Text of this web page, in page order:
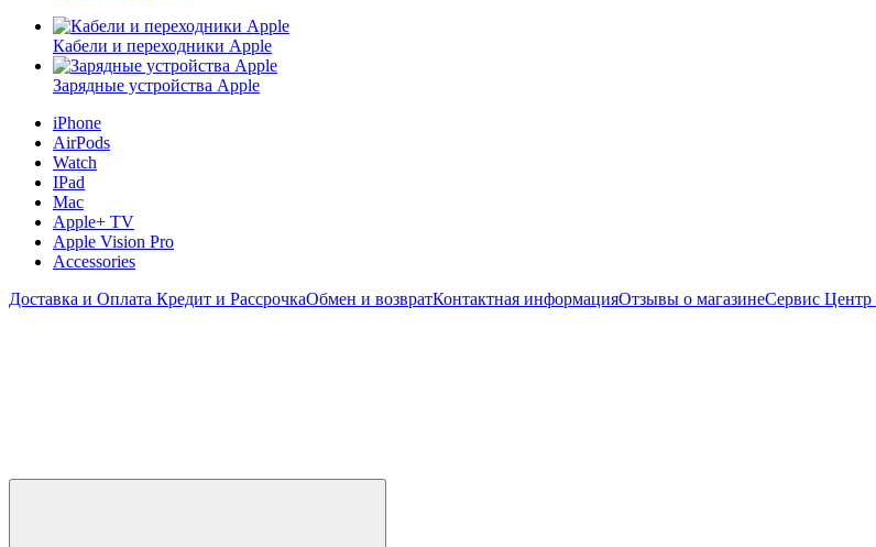
Кабели и переходники Apple
Зарядные устройства Apple
iPhone
AirPods
Watch
IPad
Mac
Apple+ TV
Apple Vision Pro
Accessories
Доставка и Оплата Кредит и РассрочкаОбмен и возвратКонтактная информацияОтзывы о магазинеСервис Центр